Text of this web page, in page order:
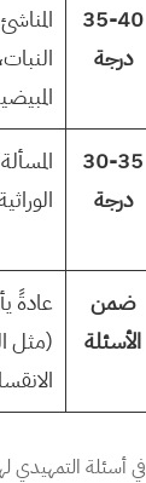
35-40
درجة
30-35
درجة
ضمن
الأسئلة
عادةً
(مثل
في أسئلة التمهيدي